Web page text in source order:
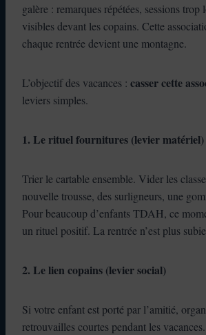
galère : remarques répétées, sessions trop
visibles devant les copains. Cette
chaque rentrée devient une montagne.
L’objectif des vacances : casser cette
leviers simples.
1. Le rituel fournitures (levier matériel)
Trier le cartable ensemble. Vider les
nouvelle trousse, des surligneurs, une
Pour beaucoup d’enfants TDAH, ce
un rituel positif. La rentrée n’est plus
2. Le lien copains (levier social)
Si votre enfant est porté par l’amitié,
retrouvailles courtes pendant les